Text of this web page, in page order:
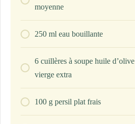
moyenne
250 ml eau bouillante
6 cuillères à soupe huile d’olive
vierge extra
100 g persil plat frais